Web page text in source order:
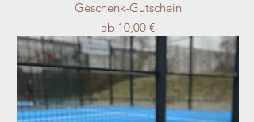
Geschenk-Gutschein
ab 10,00 €
Sale-Preis